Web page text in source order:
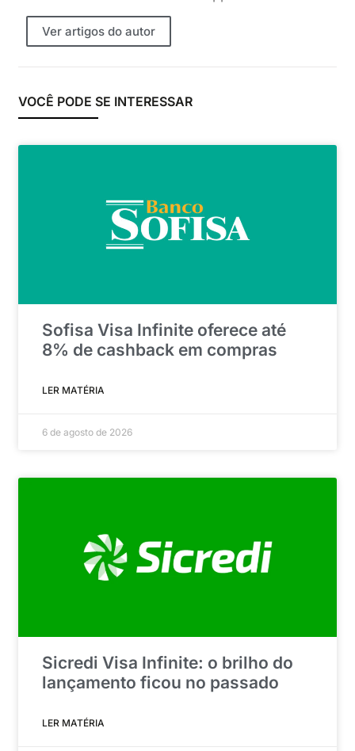
Ver artigos do autor
VOCÊ PODE SE INTERESSAR
Sofisa Visa Infinite oferece até
8% de cashback em compras
LER MATÉRIA
6 de agosto de 2026
Sicredi Visa Infinite: o brilho do
lançamento ficou no passado
LER MATÉRIA